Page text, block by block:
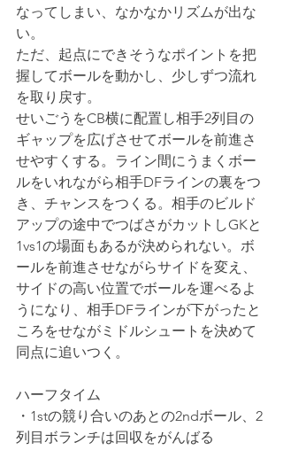
なってしまい、なかなかリズムが出な
い。
ただ、起点にできそうなポイントを把
握してボールを動かし、少しずつ流れ
を取り戻す。
せいごうをCB横に配置し相手2列目の
ギャップを広げさせてボールを前進さ
せやすくする。ライン間にうまくボー
ルをいれながら相手DFラインの裏をつ
き、チャンスをつくる。相手のビルド
アップの途中でつばさがカットしGKと
1vs1の場面もあるが決められない。ボ
ールを前進させながらサイドを変え、
サイドの高い位置でボールを運べるよ
うになり、相手DFラインが下がったと
ころをせながミドルシュートを決めて
同点に追いつく。
ハーフタイム
・1stの競り合いのあとの2ndボール、2
列目ボランチは回収をがんばる